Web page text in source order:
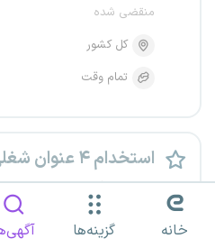
منقضی شده
کل کشور
تمام وقت
استخدام ۴ عنوان شغلی
مجموعه فعال در حوزه
منقضی شده
خانه گزینه‌ها